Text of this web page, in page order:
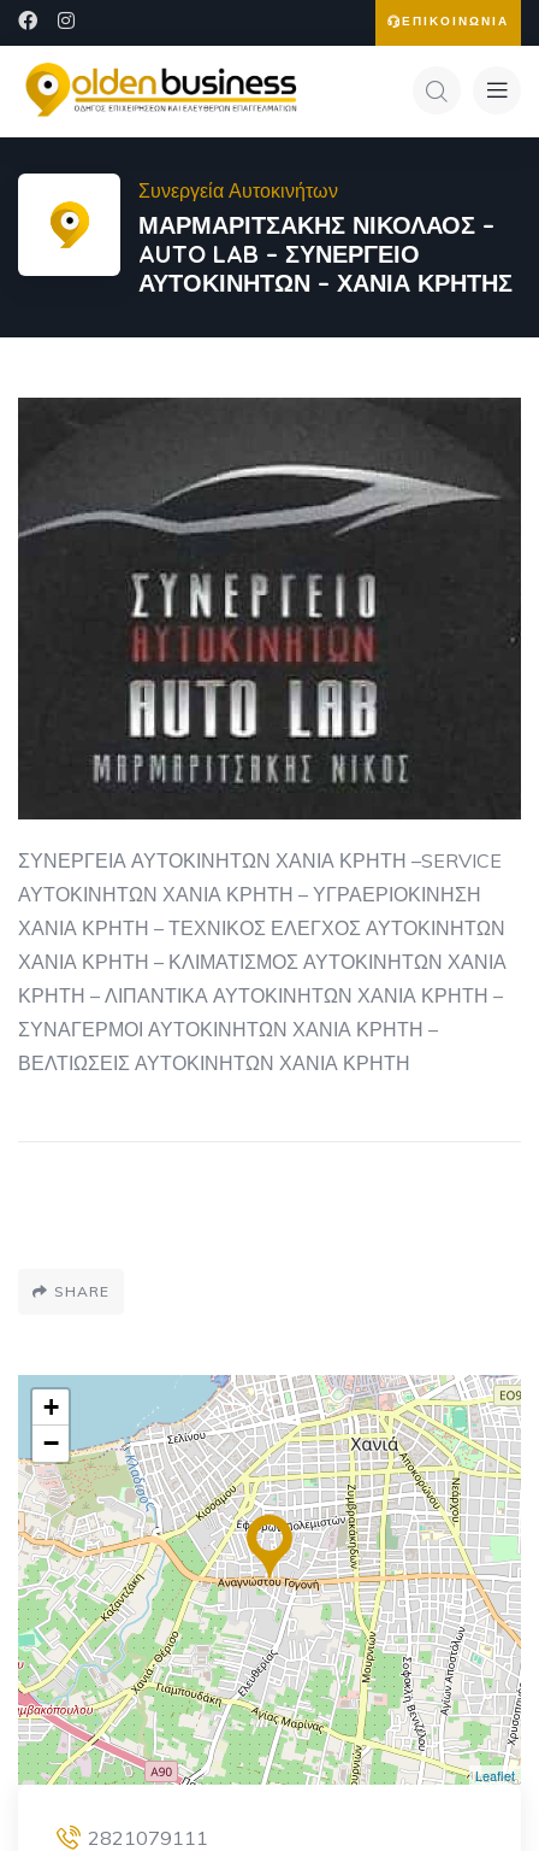
ΕΠΙΚΟΙΝΩΝΙΑ
Συνεργεία Αυτοκινήτων
ΜΑΡΜΑΡΙΤΣΑΚΗΣ ΝΙΚΟΛΑΟΣ –
AUTO LAB – ΣΥΝΕΡΓΕΙΟ
ΑΥΤΟΚΙΝΗΤΩΝ – ΧΑΝΙΑ ΚΡΗΤΗΣ
ΣΥΝΕΡΓΕΙΑ ΑΥΤΟΚΙΝΗΤΩΝ ΧΑΝΙΑ ΚΡΗΤΗ –SERVICE
ΑΥΤΟΚΙΝΗΤΩΝ ΧΑΝΙΑ ΚΡΗΤΗ – ΥΓΡΑΕΡΙΟΚΙΝΗΣΗ
ΧΑΝΙΑ ΚΡΗΤΗ – ΤΕΧΝΙΚΟΣ ΕΛΕΓΧΟΣ ΑΥΤΟΚΙΝΗΤΩΝ
ΧΑΝΙΑ ΚΡΗΤΗ – ΚΛΙΜΑΤΙΣΜΟΣ ΑΥΤΟΚΙΝΗΤΩΝ ΧΑΝΙΑ
ΚΡΗΤΗ – ΛΙΠΑΝΤΙΚΑ ΑΥΤΟΚΙΝΗΤΩΝ ΧΑΝΙΑ ΚΡΗΤΗ –
ΣΥΝΑΓΕΡΜΟΙ ΑΥΤΟΚΙΝΗΤΩΝ ΧΑΝΙΑ ΚΡΗΤΗ –
ΒΕΛΤΙΩΣΕΙΣ ΑΥΤΟΚΙΝΗΤΩΝ ΧΑΝΙΑ ΚΡΗΤΗ
SHARE
+
−
Leaflet
2821079111